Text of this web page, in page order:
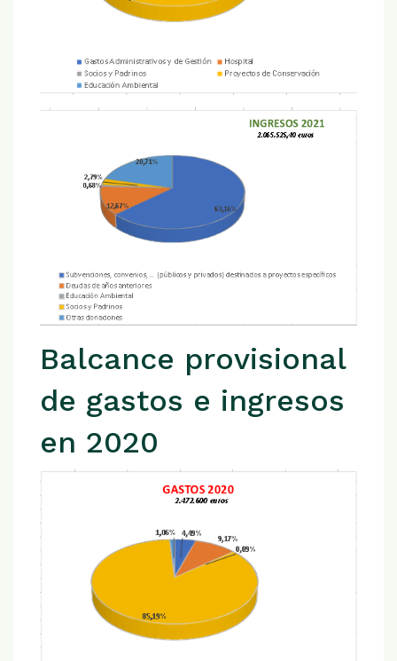
Balcance provisional
de gastos e ingresos
en 2020